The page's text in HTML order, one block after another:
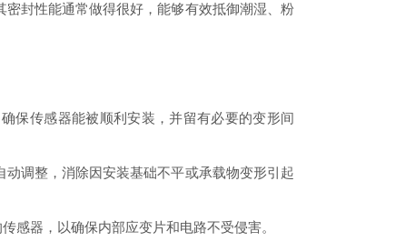
封性能通常做得很好，能够有效抵御潮湿、粉
保传感器能被顺利安装，并留有必要的变形间
调整，消除因安装基础不平或承载物变形引起
感器，以确保内部应变片和电路不受侵害。